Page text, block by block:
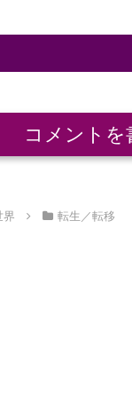
コメントを
界 転生／転移